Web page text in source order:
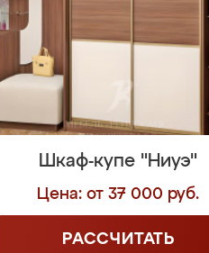
Шкаф-купе "Ниуэ"
Цена: от 37 000 руб.
РАССЧИТАТЬ